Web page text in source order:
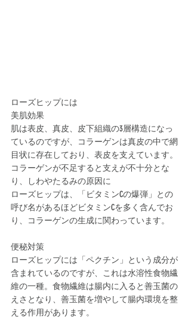
ローズヒップには
美肌効果
肌は表皮、真皮、皮下組織の3層構造になっ
ているのですが、コラーゲンは真皮の中で網
目状に存在しており、表皮を支えています。
コラーゲンが不足すると支えが不十分とな
り、しわやたるみの原因に
ローズヒップは、「ビタミンCの爆弾」との
呼び名があるほどビタミンCを多く含んでお
り、コラーゲンの生成に関わっています。
便秘対策
ローズヒップには「ペクチン」という成分が
含まれているのですが、これは水溶性食物繊
維の一種。食物繊維は腸内に入ると善玉菌の
えさとなり、善玉菌を増やして腸内環境を整
える作用があります。